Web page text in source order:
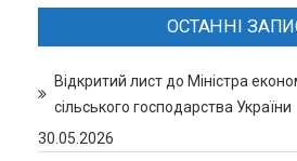
ОСТАННІ
Відкритий лист до Міністра
сільського господарства України
30.05.2026